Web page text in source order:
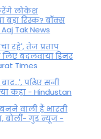
लोकेश
रिस्क? बॉक्स
Tak News
रहे', तेज प्रताप
बदलवाया डिनर
Times
पढ़िए सनी
कहा - Hindustan
वाली हैं भारती
बोलीं- गुड न्यूज -